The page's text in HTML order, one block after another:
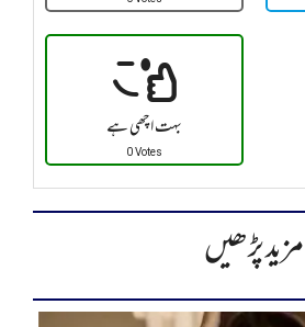
بہت اچھی ہے
0 Votes
مزید پڑھیں